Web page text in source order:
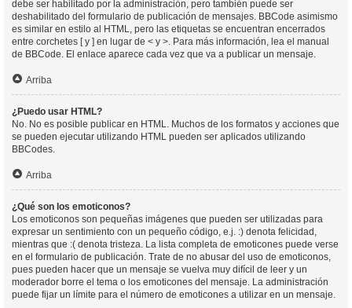
debe ser habilitado por la administración, pero también puede ser
deshabilitado del formulario de publicación de mensajes. BBCode asimismo
es similar en estilo al HTML, pero las etiquetas se encuentran encerrados
entre corchetes [ y ] en lugar de < y >. Para más información, lea el manual
de BBCode. El enlace aparece cada vez que va a publicar un mensaje.
Arriba
¿Puedo usar HTML?
No. No es posible publicar en HTML. Muchos de los formatos y acciones que
se pueden ejecutar utilizando HTML pueden ser aplicados utilizando
BBCodes.
Arriba
¿Qué son los emoticonos?
Los emoticonos son pequeñas imágenes que pueden ser utilizadas para
expresar un sentimiento con un pequeño código, e.j. :) denota felicidad,
mientras que :( denota tristeza. La lista completa de emoticones puede verse
en el formulario de publicación. Trate de no abusar del uso de emoticonos,
pues pueden hacer que un mensaje se vuelva muy difícil de leer y un
moderador borre el tema o los emoticones del mensaje. La administración
puede fijar un límite para el número de emoticones a utilizar en un mensaje.